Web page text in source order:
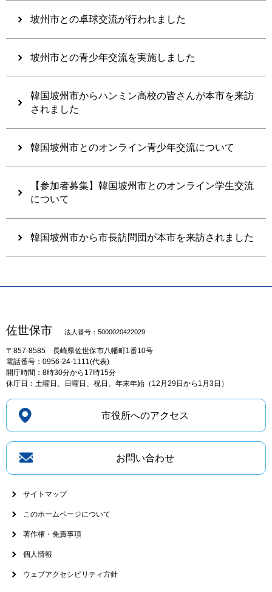
坡州市との卓球交流が行われました
坡州市との青少年交流を実施しました
韓国坡州市からハンミン高校の皆さんが本市を来訪
されました
韓国坡州市とのオンライン青少年交流について
【参加者募集】韓国坡州市とのオンライン学生交流
について
韓国坡州市から市長訪問団が本市を来訪されました
佐世保市 法人番号：5000020422029
〒857-8585 長崎県佐世保市八幡町1番10号
電話番号：0956-24-1111(代表)
開庁時間：8時30分から17時15分
休庁日：土曜日、日曜日、祝日、年末年始（12月29日から1月3日）
市役所へのアクセス
お問い合わせ
サイトマップ
このホームページについて
著作権・免責事項
個人情報
ウェブアクセシビリティ方針